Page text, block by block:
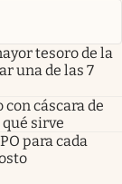
tesoro de la
una de las 7
cáscara de
sirve
para cada
pestañapestaña
en nueva pestaña